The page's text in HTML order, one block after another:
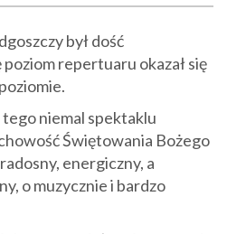
był dość
repertuaru okazał się
niemal spektaklu
Świętowania Bożego
energiczny, a
o muzycznie i bardzo